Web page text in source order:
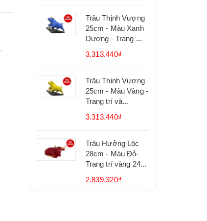
Trâu Thịnh Vượng
25cm - Màu Xanh
Dương - Trang ...
3.313.440₫
Trâu Thịnh Vượng
25cm - Màu Vàng -
Trang trí và...
3.313.440₫
Trâu Hưởng Lộc
28cm - Màu Đỏ-
Trang trí vàng 24...
2.839.320₫